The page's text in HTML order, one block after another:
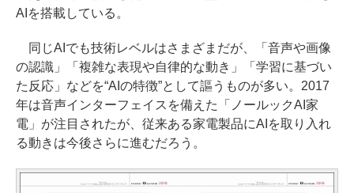
AIを搭載している。
同じAIでも技術レベルはさまざまだが、「音声や画像
の認識」「複雑な表現や自律的な動き」「学習に基づい
た反応」などを“AIの特徴”として謳うものが多い。2017
年は音声インターフェイスを備えた「ノールックAI家
電」が注目されたが、従来ある家電製品にAIを取り入れ
る動きは今後さらに進むだろう。